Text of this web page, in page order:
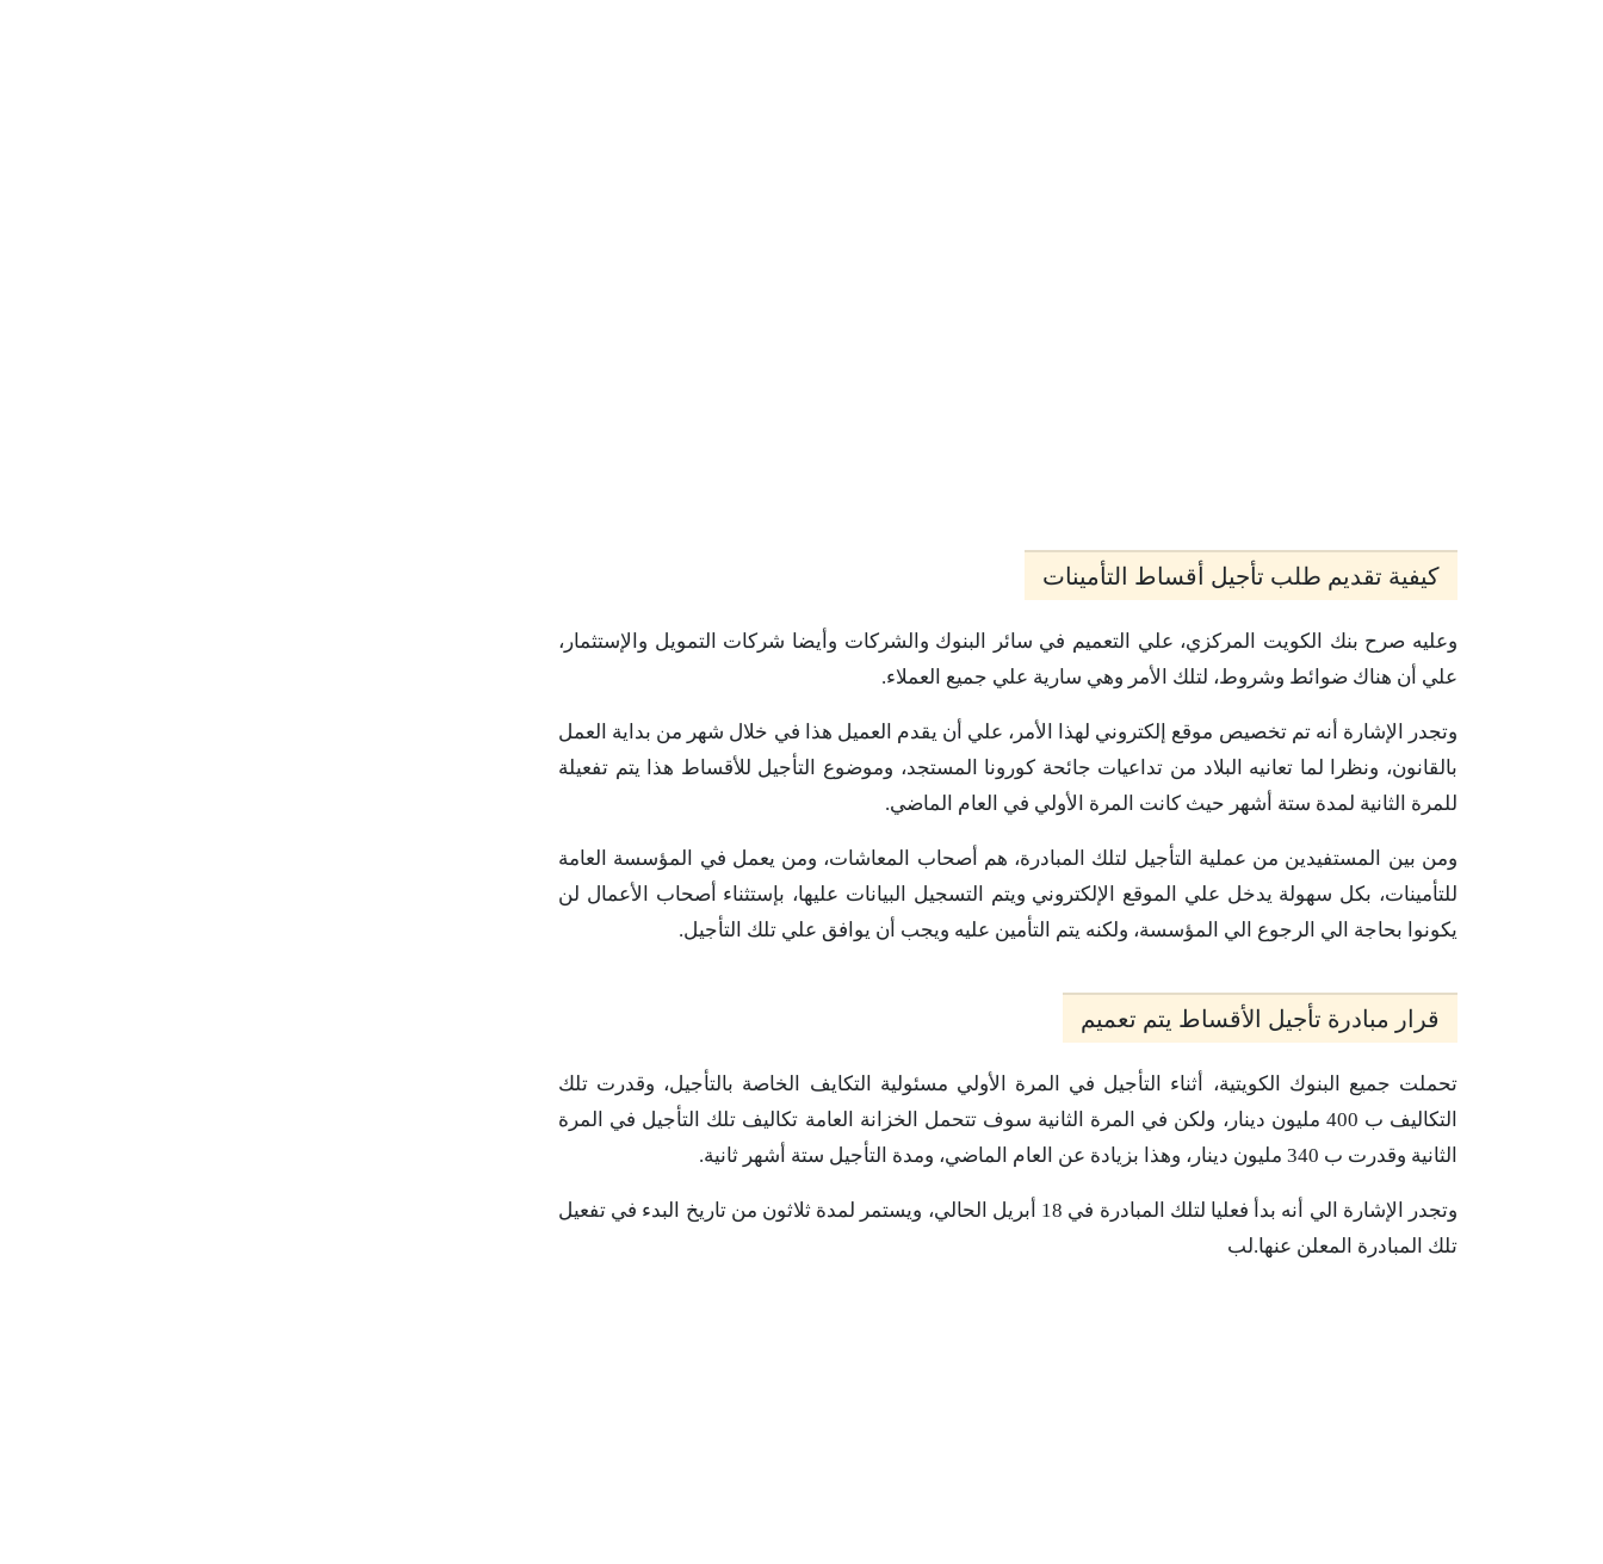
كيفية تقديم طلب تأجيل أقساط التأمينات
وعليه صرح بنك الكويت المركزي، علي التعميم في سائر البنوك والشركات وأيضا شركات التمويل والإستثمار،
علي أن هناك ضوائط وشروط، لتلك الأمر وهي سارية علي جميع العملاء.
وتجدر الإشارة أنه تم تخصيص موقع إلكتروني لهذا الأمر، علي أن يقدم العميل هذا في خلال شهر من بداية العمل
بالقانون، ونظرا لما تعانيه البلاد من تداعيات جائحة كورونا المستجد، وموضوع التأجيل للأقساط هذا يتم تفعيلة
للمرة الثانية لمدة ستة أشهر حيث كانت المرة الأولي في العام الماضي.
ومن بين المستفيدين من عملية التأجيل لتلك المبادرة، هم أصحاب المعاشات، ومن يعمل في المؤسسة العامة
للتأمينات، بكل سهولة يدخل علي الموقع الإلكتروني ويتم التسجيل البيانات عليها، بإستثناء أصحاب الأعمال لن
يكونوا بحاجة الي الرجوع الي المؤسسة، ولكنه يتم التأمين عليه ويجب أن يوافق علي تلك التأجيل.
قرار مبادرة تأجيل الأقساط يتم تعميم
تحملت جميع البنوك الكويتية، أثناء التأجيل في المرة الأولي مسئولية التكايف الخاصة بالتأجيل، وقدرت تلك
التكاليف ب 400 مليون دينار، ولكن في المرة الثانية سوف تتحمل الخزانة العامة تكاليف تلك التأجيل في المرة
الثانية وقدرت ب 340 مليون دينار، وهذا بزيادة عن العام الماضي، ومدة التأجيل ستة أشهر ثانية.
وتجدر الإشارة الي أنه بدأ فعليا لتلك المبادرة في 18 أبريل الحالي، ويستمر لمدة ثلاثون من تاريخ البدء في تفعيل
تلك المبادرة المعلن عنها.لب